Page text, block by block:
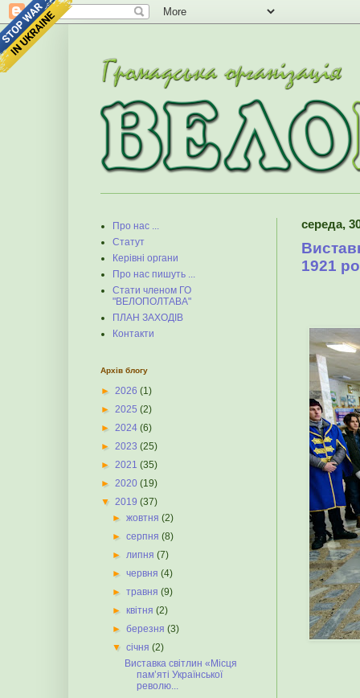
середа,
1921
Про нас ...
Статут
Керівні органи
Про нас пишуть ...
Стати членом ГО
"ВЕЛОПОЛТАВА"
ПЛАН ЗАХОДІВ
Контакти
Архів блогу
► 2026 (1)
► 2025 (2)
► 2024 (6)
► 2023 (25)
► 2021 (35)
► 2020 (19)
▼ 2019 (37)
►жовтня(2)
►серпня(8)
►липня(7)
►червня(4)
►травня(9)
►квітня(2)
►березня(3)
▼січня(2)
Виставка світлин «Місця
пам’яті Української
револю...